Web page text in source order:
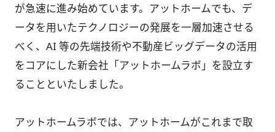
が急速に進み始めています。アットホームでも、デ
ータを用いたテクノロジーの発展を一層加速させる
べく、AI 等の先端技術や不動産ビッグデータの活用
をコアにした新会社「アットホームラボ」を設立す
ることといたしました。
アットホームラボでは、アットホームがこれまで取